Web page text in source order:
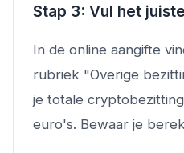
Stap 3: Vul het
In de online aangifte
rubriek "Overige
je totale
euro's. Bewaar je